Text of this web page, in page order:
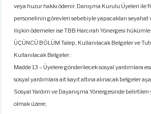
veya huzur hakkı ödenir. Danışma Kurulu Üyeleri ile
personelinin görevleri sebebiyle yapacakları seyahat
ilişkin ödemeler ise TBB Harcırah Yönergesi
ÜÇÜNCÜ BÖLÜM Talep, Kullanılacak Belgeler ve
Kullanılacak Belgeler :
Madde 13 – Üyelere gönderilecek sosyal yardımlara
sosyal yardımlara ait kayıt altına alınacak belgeler
Sosyal Yardım ve Dayanışma Yönergesinde belirtilen
olmak üzere;